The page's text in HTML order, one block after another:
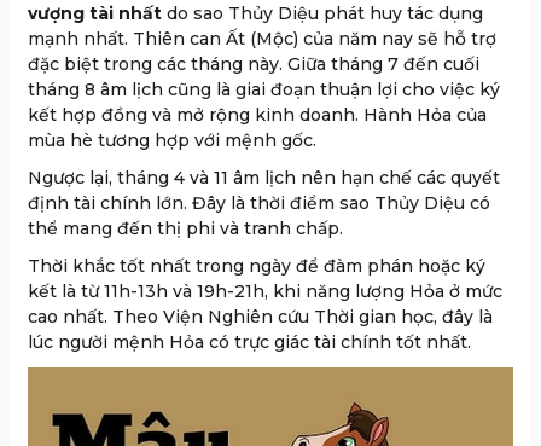
vượng tài nhất do sao Thủy Diệu phát huy tác dụng
mạnh nhất. Thiên can Ất (Mộc) của năm nay sẽ hỗ trợ
đặc biệt trong các tháng này. Giữa tháng 7 đến cuối
tháng 8 âm lịch cũng là giai đoạn thuận lợi cho việc ký
kết hợp đồng và mở rộng kinh doanh. Hành Hỏa của
mùa hè tương hợp với mệnh gốc.
Ngược lại, tháng 4 và 11 âm lịch nên hạn chế các quyết
định tài chính lớn. Đây là thời điểm sao Thủy Diệu có
thể mang đến thị phi và tranh chấp.
Thời khắc tốt nhất trong ngày để đàm phán hoặc ký
kết là từ 11h-13h và 19h-21h, khi năng lượng Hỏa ở mức
cao nhất. Theo Viện Nghiên cứu Thời gian học, đây là
lúc người mệnh Hỏa có trực giác tài chính tốt nhất.